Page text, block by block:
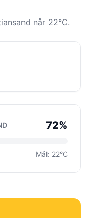
når 22°C.
72%
Mål: 22°C